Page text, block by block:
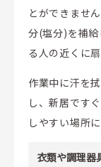
とができませ
分(塩分)を補
る人の近くに
作業中に汗を
し、新居です
しやすい場所
衣類や調理器